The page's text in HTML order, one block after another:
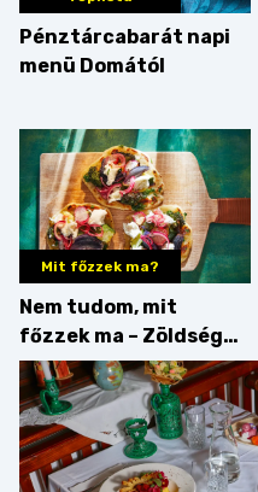
Pénztárcabarát napi
menü Domától
Mit főzzek ma?
Nem tudom, mit
főzzek ma – Zöldség
minden mennyiségben